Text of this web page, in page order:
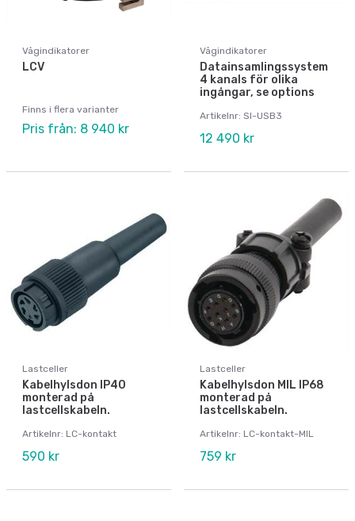
Vågindikatorer
LCV
Finns i flera varianter
Pris från: 8 940 kr
Vågindikatorer
Datainsamlingssystem
4 kanals för olika
ingångar, se options
Artikelnr: SI-USB3
12 490 kr
Lastceller
Kabelhylsdon IP40
monterad på
lastcellskabeln.
Artikelnr: LC-kontakt
590 kr
Lastceller
Kabelhylsdon MIL IP68
monterad på
lastcellskabeln.
Artikelnr: LC-kontakt-MIL
759 kr